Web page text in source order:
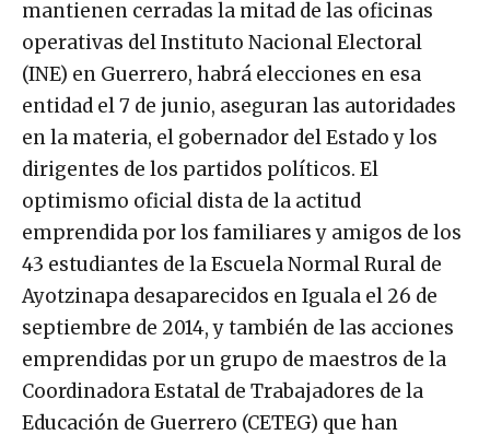
mantienen cerradas la mitad de las oficinas
operativas del Instituto Nacional Electoral
(INE) en Guerrero, habrá elecciones en esa
entidad el 7 de junio, aseguran las autoridades
en la materia, el gobernador del Estado y los
dirigentes de los partidos políticos. El
optimismo oficial dista de la actitud
emprendida por los familiares y amigos de los
43 estudiantes de la Escuela Normal Rural de
Ayotzinapa desaparecidos en Iguala el 26 de
septiembre de 2014, y también de las acciones
emprendidas por un grupo de maestros de la
Coordinadora Estatal de Trabajadores de la
Educación de Guerrero (CETEG) que han